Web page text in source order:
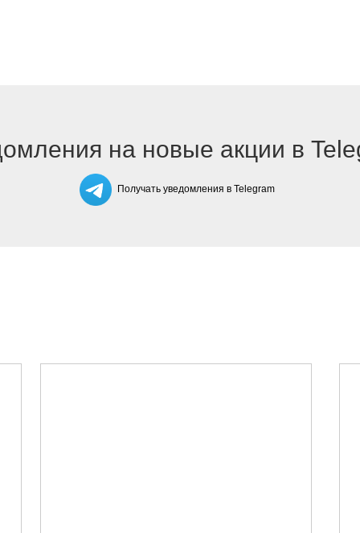
на новые акции в
Получать уведомления в Telegram